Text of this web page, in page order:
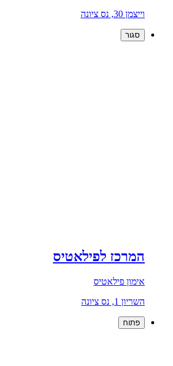
וייצמן 30, נס ציונה
סגור
המרכז לפילאטיס
אימון פילאטיס
השריון 1, נס ציונה
פתוח